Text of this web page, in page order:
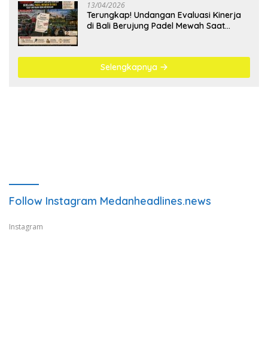
13/04/2026
Terungkap! Undangan Evaluasi Kinerja
di Bali Berujung Padel Mewah Saat
Selengkapnya
Follow Instagram Medanheadlines.news
Instagram